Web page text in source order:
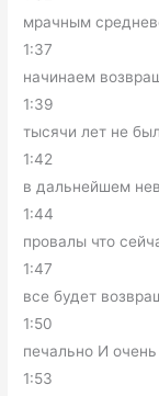
мрачным
1:37
начинаем
1:39
тысячи лет не
1:42
в дальнейшем
1:44
провалы что
1:47
все будет
1:50
печально И
1:53